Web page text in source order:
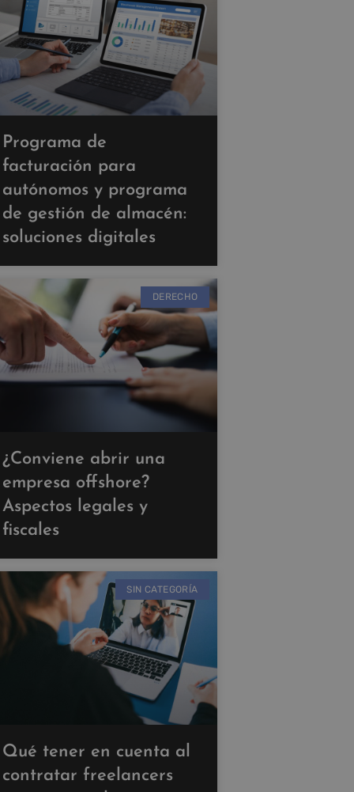
Programa de
facturación para
autónomos y programa
de gestión de almacén:
soluciones digitales
DERECHO
¿Conviene abrir una
empresa offshore?
Aspectos legales y
fiscales
SIN CATEGORÍA
Qué tener en cuenta al
contratar freelancers